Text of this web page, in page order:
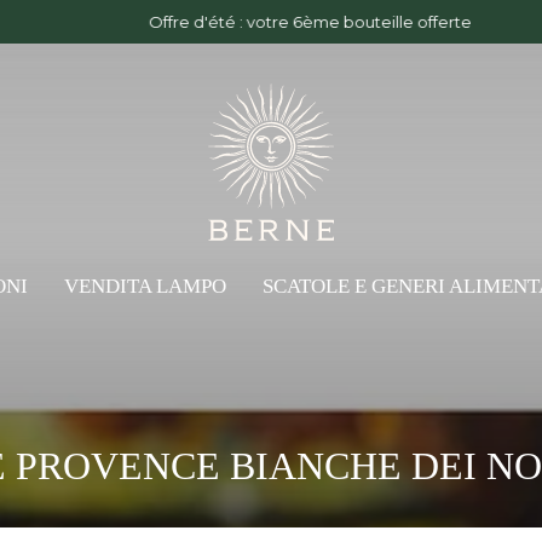
Offre d'été : votre 6ème bouteille offerte
VENDITA LAMPO SCATOLE E GENERI
PROVENCE BIANCHE DEI